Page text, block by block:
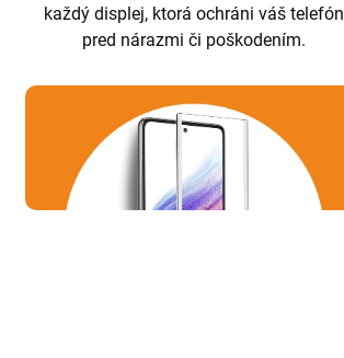
každý displej, ktorá ochráni váš telefón
pred nárazmi či poškodením.